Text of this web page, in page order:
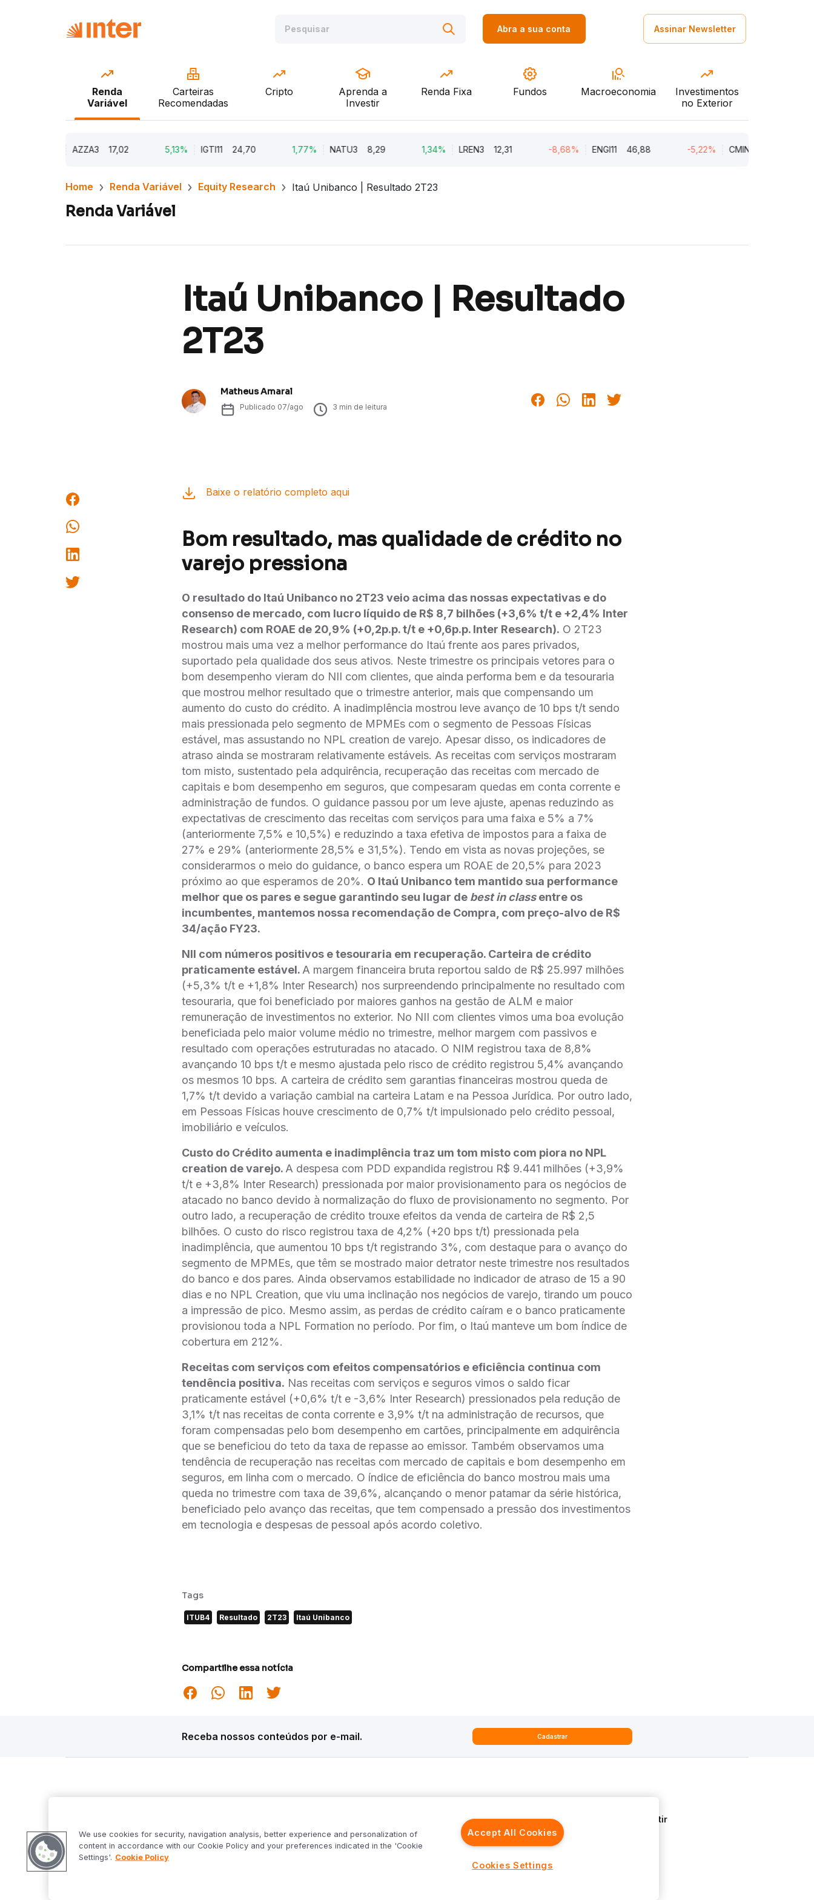
Abra a sua conta Assinar Newsletter
Renda
Variável
Carteiras
Recomendadas
Cripto
Aprenda a
Investir
Renda Fixa Fundos Macroeconomia
Investimentos
no Exterior
AZZA3 17,02 5,13% IGTI11 24,70 1,77% NATU3 8,29 1,34% LREN3 12,31 -8,68% ENGI11 46,88 -5,22% CMIN3
Home Renda Variável Equity Research Itaú Unibanco | Resultado 2T23
Renda Variável
Itaú Unibanco | Resultado
2T23
Matheus Amaral
Publicado 07/ago 3 min de leitura
Baixe o relatório completo aqui
Bom resultado, mas qualidade de crédito no
varejo pressiona
O resultado do Itaú Unibanco no 2T23 veio acima das nossas expectativas e do
consenso de mercado, com lucro líquido de R$ 8,7 bilhões (+3,6% t/t e +2,4% Inter
Research) com ROAE de 20,9% (+0,2p.p. t/t e +0,6p.p. Inter Research). O 2T23
mostrou mais uma vez a melhor performance do Itaú frente aos pares privados,
suportado pela qualidade dos seus ativos. Neste trimestre os principais vetores para o
bom desempenho vieram do NII com clientes, que ainda performa bem e da tesouraria
que mostrou melhor resultado que o trimestre anterior, mais que compensando um
aumento do custo do crédito. A inadimplência mostrou leve avanço de 10 bps t/t sendo
mais pressionada pelo segmento de MPMEs com o segmento de Pessoas Físicas
estável, mas assustando no NPL creation de varejo. Apesar disso, os indicadores de
atraso ainda se mostraram relativamente estáveis. As receitas com serviços mostraram
tom misto, sustentado pela adquirência, recuperação das receitas com mercado de
capitais e bom desempenho em seguros, que compesaram quedas em conta corrente e
administração de fundos. O guidance passou por um leve ajuste, apenas reduzindo as
expectativas de crescimento das receitas com serviços para uma faixa e 5% a 7%
(anteriormente 7,5% e 10,5%) e reduzindo a taxa efetiva de impostos para a faixa de
27% e 29% (anteriormente 28,5% e 31,5%). Tendo em vista as novas projeções, se
considerarmos o meio do guidance, o banco espera um ROAE de 20,5% para 2023
próximo ao que esperamos de 20%. O Itaú Unibanco tem mantido sua performance
melhor que os pares e segue garantindo seu lugar de best in classentre os
incumbentes, mantemos nossa recomendação de Compra, com preço-alvo de R$
34/ação FY23.
NII com números positivos e tesouraria em recuperação. Carteira de crédito
praticamente estável. A margem financeira bruta reportou saldo de R$ 25.997 milhões
(+5,3% t/t e +1,8% Inter Research) nos surpreendendo principalmente no resultado com
tesouraria, que foi beneficiado por maiores ganhos na gestão de ALM e maior
remuneração de investimentos no exterior. No NII com clientes vimos uma boa evolução
beneficiada pelo maior volume médio no trimestre, melhor margem com passivos e
resultado com operações estruturadas no atacado. O NIM registrou taxa de 8,8%
avançando 10 bps t/t e mesmo ajustada pelo risco de crédito registrou 5,4% avançando
os mesmos 10 bps. A carteira de crédito sem garantias financeiras mostrou queda de
1,7% t/t devido a variação cambial na carteira Latam e na Pessoa Jurídica. Por outro lado,
em Pessoas Físicas houve crescimento de 0,7% t/t impulsionado pelo crédito pessoal,
imobiliário e veículos.
Custo do Crédito aumenta e inadimplência traz um tom misto com piora no NPL
creation de varejo. A despesa com PDD expandida registrou R$ 9.441 milhões (+3,9%
t/t e +3,8% Inter Research) pressionada por maior provisionamento para os negócios de
atacado no banco devido à normalização do fluxo de provisionamento no segmento. Por
outro lado, a recuperação de crédito trouxe efeitos da venda de carteira de R$ 2,5
bilhões. O custo do risco registrou taxa de 4,2% (+20 bps t/t) pressionada pela
inadimplência, que aumentou 10 bps t/t registrando 3%, com destaque para o avanço do
segmento de MPMEs, que têm se mostrado maior detrator neste trimestre nos resultados
do banco e dos pares. Ainda observamos estabilidade no indicador de atraso de 15 a 90
dias e no NPL Creation, que viu uma inclinação nos negócios de varejo, tirando um pouco
a impressão de pico. Mesmo assim, as perdas de crédito caíram e o banco praticamente
provisionou toda a NPL Formation no período. Por fim, o Itaú manteve um bom índice de
cobertura em 212%.
Receitas com serviços com efeitos compensatórios e eficiência continua com
tendência positiva. Nas receitas com serviços e seguros vimos o saldo ficar
praticamente estável (+0,6% t/t e -3,6% Inter Research) pressionados pela redução de
3,1% t/t nas receitas de conta corrente e 3,9% t/t na administração de recursos, que
foram compensadas pelo bom desempenho em cartões, principalmente em adquirência
que se beneficiou do teto da taxa de repasse ao emissor. Também observamos uma
tendência de recuperação nas receitas com mercado de capitais e bom desempenho em
seguros, em linha com o mercado. O índice de eficiência do banco mostrou mais uma
queda no trimestre com taxa de 39,6%, alcançando o menor patamar da série histórica,
beneficiado pelo avanço das receitas, que tem compensado a pressão dos investimentos
em tecnologia e despesas de pessoal após acordo coletivo.
Tags
ITUB4 Resultado 2T23 Itaú Unibanco
Compartilhe essa notícia
Receba nossos conteúdos por e-mail. Cadastrar
Inter Forecast
Criptoworld
Renda Variável
Renda Fixa
Inter Strategy
Inter News RV
Inter News RF
Top Funds
Aprenda a Investir
We use cookies for security, navigation analysis, better experience and personalization of
content in accordance with our Cookie Policy and your preferences indicated in the 'Cookie
Settings'. Cookie Policy
Accept All Cookies
Cookies Settings